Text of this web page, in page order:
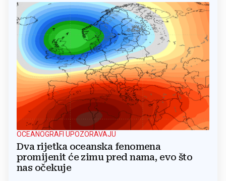
OCEANOGRAFI UPOZORAVAJU
Dva rijetka oceanska fenomena
promijenit će zimu pred nama, evo što
nas očekuje